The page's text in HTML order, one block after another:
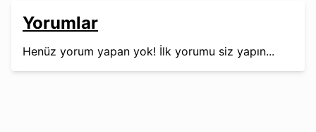
Yorumlar
Henüz yorum yapan yok! İlk yorumu siz yapın...